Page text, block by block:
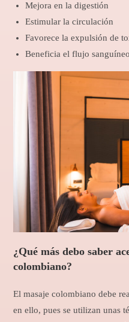
Mejora en la digestión
Estimular la circulación
Favorece la expulsión de
Beneficia el flujo sanguíneo
¿Qué más debo saber
colombiano?
El masaje colombiano debe
en ello, pues se utilizan unas